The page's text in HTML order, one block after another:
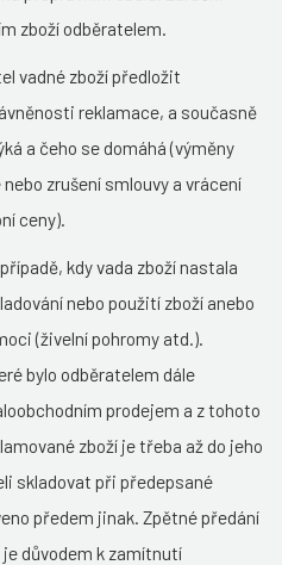
zboží odběratelem.
vadné zboží předložit
reklamace, a současně
a čeho se domáhá (výměny
zrušení smlouvy a vrácení
ceny).
kdy vada zboží nastala
nebo použití zboží anebo
(živelní pohromy atd.).
bylo odběratelem dále
prodejem a z tohoto
zboží je třeba až do jeho
skladovat při předepsané
předem jinak. Zpětné předání
důvodem k zamítnutí